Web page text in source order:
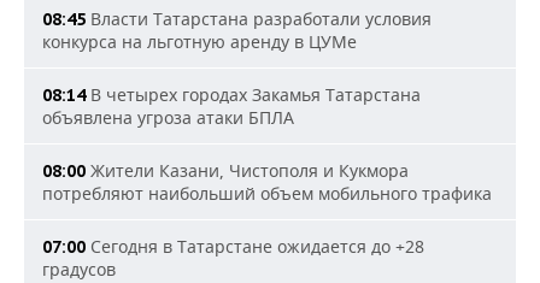
08:45 Власти Татарстана разработали условия
конкурса на льготную аренду в ЦУМе
08:14В четырех городах Закамья Татарстана
объявлена угроза атаки БПЛА
08:00 Жители Казани, Чистополя и Кукмора
потребляют наибольший объем мобильного трафика
07:00 Сегодня в Татарстане ожидается до +28
градусов